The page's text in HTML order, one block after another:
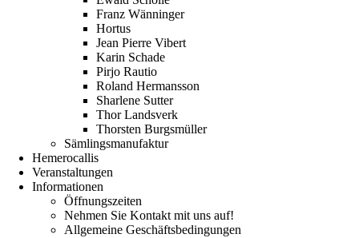
Franz Wänninger
Hortus
Jean Pierre Vibert
Karin Schade
Pirjo Rautio
Roland Hermansson
Sharlene Sutter
Thor Landsverk
Thorsten Burgsmüller
Sämlingsmanufaktur
Hemerocallis
Veranstaltungen
Informationen
Öffnungszeiten
Nehmen Sie Kontakt mit uns auf!
Allgemeine Geschäftsbedingungen